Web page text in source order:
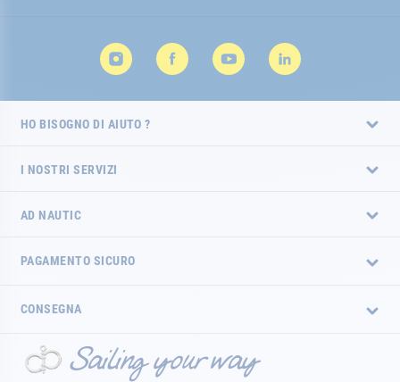
HO BISOGNO DI AIUTO ?
I NOSTRI SERVIZI
AD NAUTIC
PAGAMENTO SICURO
CONSEGNA